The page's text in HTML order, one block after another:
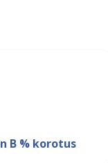
B % korotus